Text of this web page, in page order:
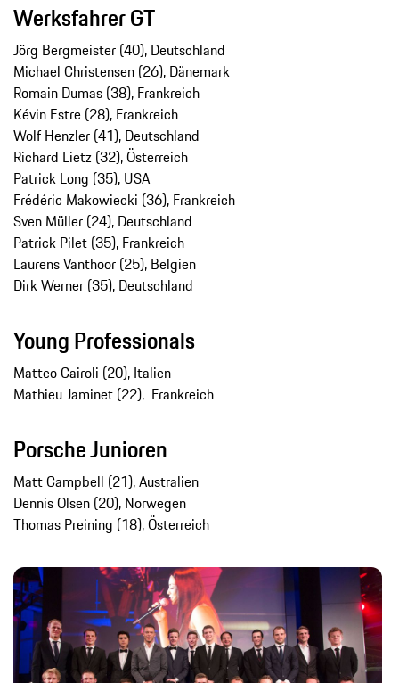
Werksfahrer GT
Jörg Bergmeister (40), Deutschland
Michael Christensen (26), Dänemark
Romain Dumas (38), Frankreich
Kévin Estre (28), Frankreich
Wolf Henzler (41), Deutschland
Richard Lietz (32), Österreich
Patrick Long (35), USA
Frédéric Makowiecki (36), Frankreich
Sven Müller (24), Deutschland
Patrick Pilet (35), Frankreich
Laurens Vanthoor (25), Belgien
Dirk Werner (35), Deutschland
Young Professionals
Matteo Cairoli (20), Italien
Mathieu Jaminet (22), Frankreich
Porsche Junioren
Matt Campbell (21), Australien
Dennis Olsen (20), Norwegen
Thomas Preining (18), Österreich